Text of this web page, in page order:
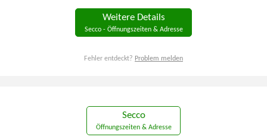
Weitere Details
Secco - Öffnungszeiten & Adresse
Fehler entdeckt? Problem melden
Secco
Öffnungszeiten & Adresse